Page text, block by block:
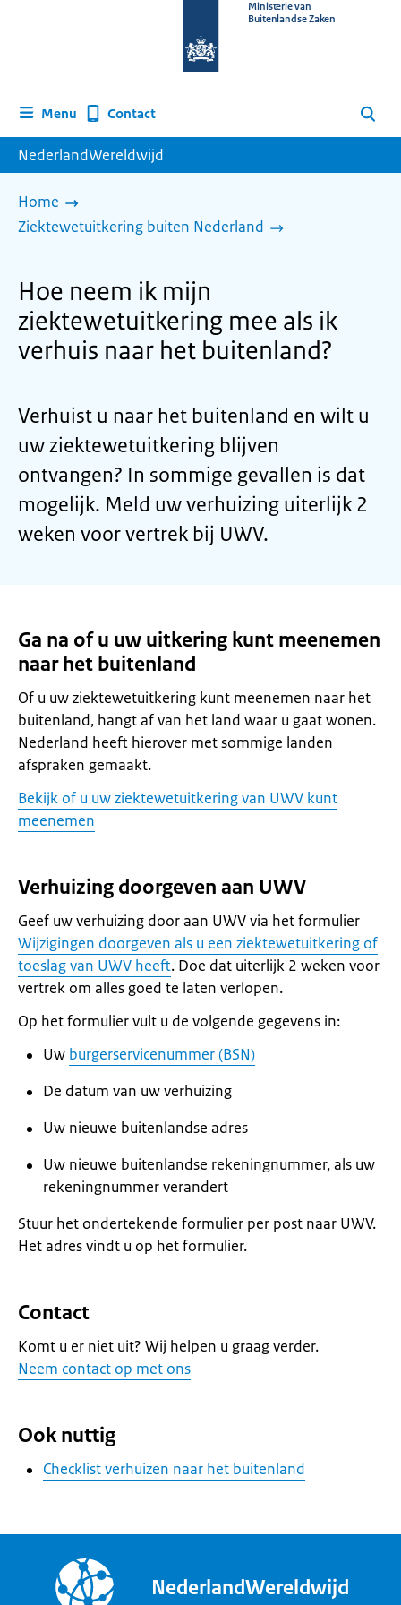
homepage
Ministerie van
Buitenlandse Zaken
Menu Contact Zoeken
NederlandWereldwijd
Home
Ziektewetuitkering buiten Nederland
Hoe neem ik mijn
ziektewetuitkering mee als ik
verhuis naar het buitenland?
Verhuist u naar het buitenland en wilt u
uw ziektewetuitkering blijven
ontvangen? In sommige gevallen is dat
mogelijk. Meld uw verhuizing uiterlijk 2
weken voor vertrek bij UWV.
Ga na of u uw uitkering kunt meenemen
naar het buitenland
Of u uw ziektewetuitkering kunt meenemen naar het
buitenland, hangt af van het land waar u gaat wonen.
Nederland heeft hierover met sommige landen
afspraken gemaakt.
Bekijk of u uw ziektewetuitkering van UWV kunt
meenemen
Verhuizing doorgeven aan UWV
Geef uw verhuizing door aan UWV via het formulier
Wijzigingen doorgeven als u een ziektewetuitkering of
toeslag van UWV heeft. Doe dat uiterlijk 2 weken voor
vertrek om alles goed te laten verlopen.
Op het formulier vult u de volgende gegevens in:
Uw burgerservicenummer (BSN)
De datum van uw verhuizing
Uw nieuwe buitenlandse adres
Uw nieuwe buitenlandse rekeningnummer, als uw
rekeningnummer verandert
Stuur het ondertekende formulier per post naar UWV.
Het adres vindt u op het formulier.
Contact
Komt u er niet uit? Wij helpen u graag verder.
Neem contact op met ons
Ook nuttig
Checklist verhuizen naar het buitenland
NederlandWereldwijd